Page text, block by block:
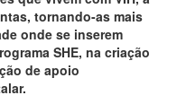
tornando-as mais
onde se inserem
SHE, na criação
de apoio